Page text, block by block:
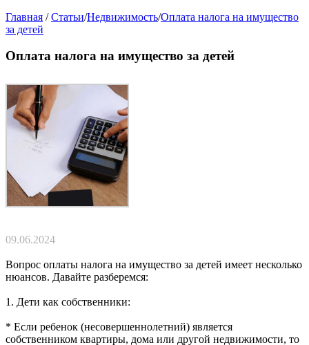
Главная /Статьи/Недвижимость/Оплата налога на имущество
за детей
Оплата налога на имущество за детей
09.06.2024
Вопрос оплаты налога на имущество за детей имеет несколько
нюансов. Давайте разберемся:
1. Дети как собственники:
* Если ребенок (несовершеннолетний) является
собственником квартиры, дома или другой недвижимости, то